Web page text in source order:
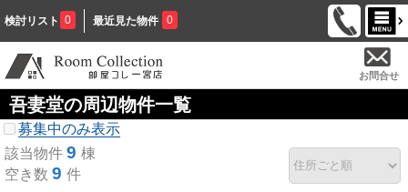
検討リスト 0 最近見た物件 0
お問合せ
吾妻堂の周辺物件一覧
募集中のみ表示
該当物件 9 棟
空き数 9 件